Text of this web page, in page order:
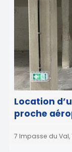
Location
proche
7 Impasse du Val,